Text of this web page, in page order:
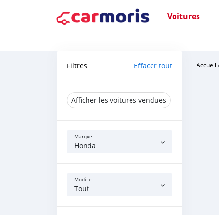
Voitures
Filtres Effacer tout
Afficher les voitures vendues
Marque
Honda
Modèle
Tout
Accueil